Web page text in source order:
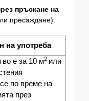
пръскане на
пресаждане).
на употреба
е за 10 м2 или
по време на
през